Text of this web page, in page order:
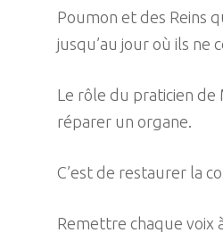
Poumon et des Reins
jusqu’au jour où ils ne
Le rôle du praticien de
réparer un organe.
C’est de restaurer la
Remettre chaque voix